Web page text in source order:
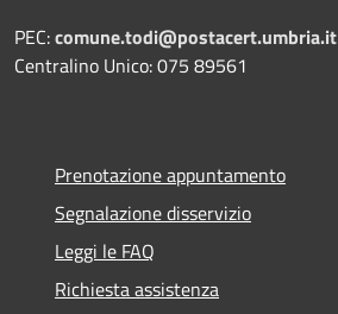
PEC:comune.todi@postacert.umbria.it
Centralino Unico: 075 89561
Prenotazione appuntamento
Segnalazione disservizio
Leggi le FAQ
Richiesta assistenza